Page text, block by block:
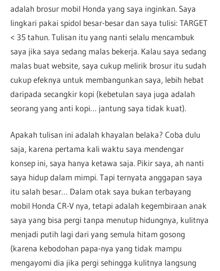
adalah brosur mobil Honda yang saya inginkan. Saya
lingkari pakai spidol besar-besar dan saya tulisi: TARGET
< 35 tahun. Tulisan itu yang nanti selalu mencambuk
saya jika saya sedang malas bekerja. Kalau saya sedang
malas buat website, saya cukup melirik brosur itu sudah
cukup efeknya untuk membangunkan saya, lebih hebat
daripada secangkir kopi (kebetulan saya juga adalah
seorang yang anti kopi… jantung saya tidak kuat).
Apakah tulisan ini adalah khayalan belaka? Coba dulu
saja, karena pertama kali waktu saya mendengar
konsep ini, saya hanya ketawa saja. Pikir saya, ah nanti
saya hidup dalam mimpi. Tapi ternyata anggapan saya
itu salah besar… Dalam otak saya bukan terbayang
mobil Honda CR-V nya, tetapi adalah kegembiraan anak
saya yang bisa pergi tanpa menutup hidungnya, kulitnya
menjadi putih lagi dari yang semula hitam gosong
(karena kebodohan papa-nya yang tidak mampu
mengayomi dia jika pergi sehingga kulitnya langsung